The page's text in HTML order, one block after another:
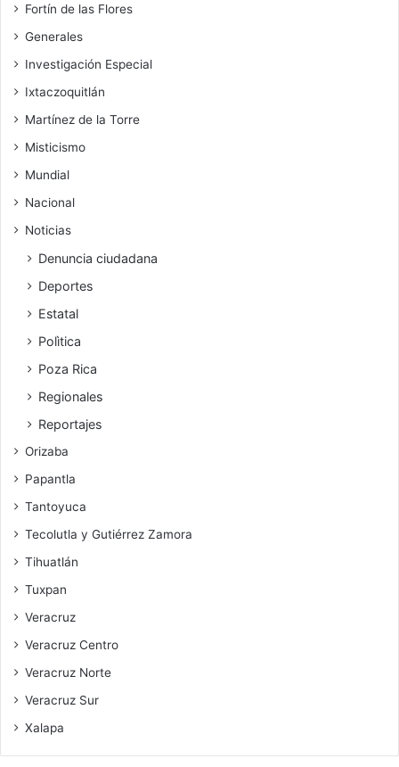
Fortín de las Flores
Generales
Investigación Especial
Ixtaczoquitlán
Martínez de la Torre
Misticismo
Mundial
Nacional
Noticias
Denuncia ciudadana
Deportes
Estatal
Polìtica
Poza Rica
Regionales
Reportajes
Orizaba
Papantla
Tantoyuca
Tecolutla y Gutiérrez Zamora
Tihuatlán
Tuxpan
Veracruz
Veracruz Centro
Veracruz Norte
Veracruz Sur
Xalapa